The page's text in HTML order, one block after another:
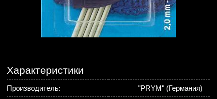
Характеристики
Производитель: "PRYM" (Германия)